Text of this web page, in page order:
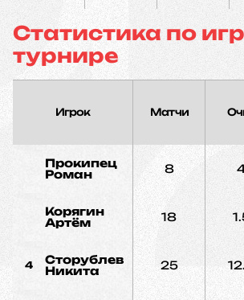
Статистика по
турнире
Игрок Матчи
Прокипец
Роман
8
Корягин
Артём
18
4
Сторублев
Никита
25